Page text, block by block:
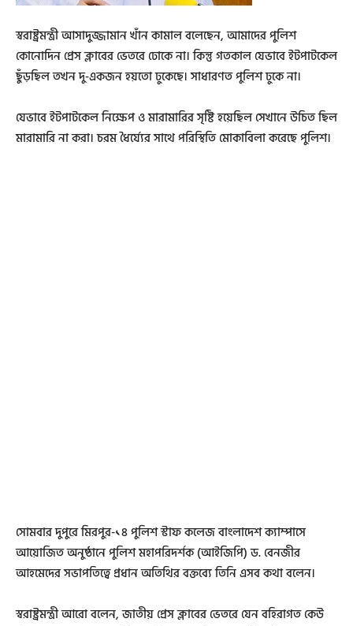
স্বরাষ্ট্রমন্ত্রী আসাদুজ্জামান খাঁন কামাল বলেছেন, আমাদের পুলিশ
কোনোদিন প্রেস ক্লাবের ভেতরে ঢোকে না। কিন্তু গতকাল যেভাবে ইটপাটকেল
ছুঁড়ছিল তখন দু-একজন হয়তো ঢুকেছে। সাধারণত পুলিশ ঢুকে না।
যেভাবে ইটপাটকেল নিক্ষেপ ও মারামারির সৃষ্টি হয়েছিল সেখানে উচিত ছিল
মারামারি না করা। চরম ধৈর্য্যের সাথে পরিস্থিতি মোকাবিলা করেছে পুলিশ।
সোমবার দুপুরে মিরপুর-১৪ পুলিশ স্টাফ কলেজ বাংলাদেশ ক্যাম্পাসে
আয়োজিত অনুষ্ঠানে পুলিশ মহাপরিদর্শক (আইজিপি) ড. বেনজীর
আহমেদের সভাপতিত্বে প্রধান অতিথির বক্তব্যে তিনি এসব কথা বলেন।
স্বরাষ্ট্রমন্ত্রী আরো বলেন, জাতীয় প্রেস ক্লাবের ভেতরে যেন বহিরাগত কেউ